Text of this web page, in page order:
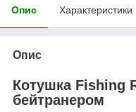
Опис Характеристики
Опис
Котушка Fishing
бейтранером